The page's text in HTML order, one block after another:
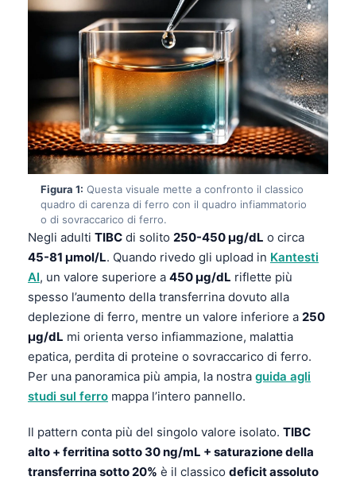
Figura 1: Questa visuale mette a confronto il classico
quadro di carenza di ferro con il quadro infiammatorio
o di sovraccarico di ferro.
Negli adulti TIBC di solito 250-450 µg/dL o circa
45-81 µmol/L. Quando rivedo gli upload in Kantesti
AI, un valore superiore a 450 µg/dL riflette più
spesso l’aumento della transferrina dovuto alla
deplezione di ferro, mentre un valore inferiore a 250
µg/dL mi orienta verso infiammazione, malattia
epatica, perdita di proteine o sovraccarico di ferro.
Per una panoramica più ampia, la nostra guida agli
studi sul ferro mappa l’intero pannello.
Il pattern conta più del singolo valore isolato. TIBC
alto + ferritina sotto 30 ng/mL + saturazione della
transferrina sotto 20% è il classico deficit assoluto